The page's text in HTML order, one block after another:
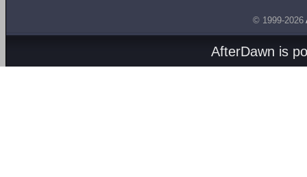
© 1999-2026
AfterDawn is